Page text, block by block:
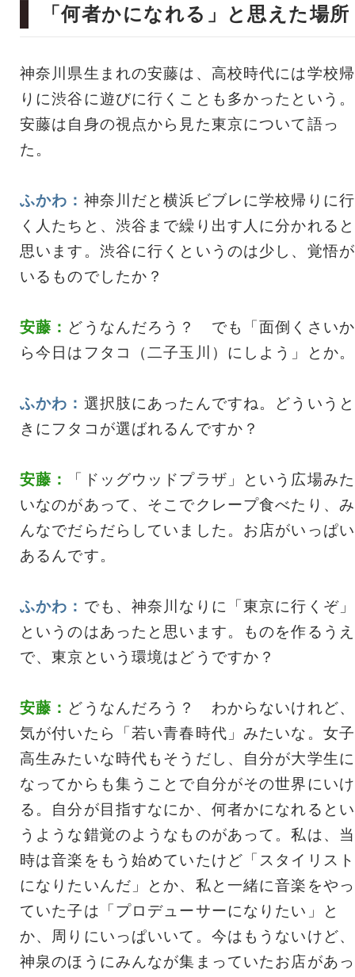
「何者かになれる」と思えた場所
神奈川県生まれの安藤は、高校時代には学校帰
りに渋谷に遊びに行くことも多かったという。
安藤は自身の視点から見た東京について語っ
た。
ふかわ： 神奈川だと横浜ビブレに学校帰りに行
く人たちと、渋谷まで繰り出す人に分かれると
思います。渋谷に行くというのは少し、覚悟が
いるものでしたか？
安藤： どうなんだろう？ でも「面倒くさいか
ら今日はフタコ（二子玉川）にしよう」とか。
ふかわ： 選択肢にあったんですね。どういうと
きにフタコが選ばれるんですか？
安藤：
「ドッグウッドプラザ」という広場みた
いなのがあって、そこでクレープ食べたり、み
んなでだらだらしていました。お店がいっぱい
あるんです。
ふかわ： でも、神奈川なりに「東京に行くぞ」
というのはあったと思います。ものを作るうえ
で、東京という環境はどうですか？
安藤： どうなんだろう？ わからないけれど、
気が付いたら「若い青春時代」みたいな。女子
高生みたいな時代もそうだし、自分が大学生に
なってからも集うことで自分がその世界にいけ
る。自分が目指すなにか、何者かになれるとい
うような錯覚のようなものがあって。私は、当
時は音楽をもう始めていたけど「スタイリスト
になりたいんだ」とか、私と一緒に音楽をやっ
ていた子は「プロデューサーになりたい」と
か、周りにいっぱいいて。今はもうないけど、
神泉のほうにみんなが集まっていたお店があっ